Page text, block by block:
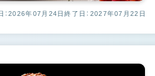
：2026年07月24日終了日：2027年07月22日